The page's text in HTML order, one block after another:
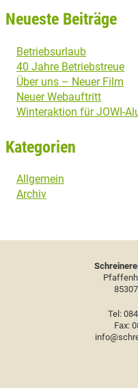
Neueste Beiträge
Betriebsurlaub
40 Jahre Betriebstreue
Über uns – Neuer Film
Neuer Webauftritt
Winteraktion für JOWI-
Kategorien
Allgemein
Archiv
Tel:
Fax: